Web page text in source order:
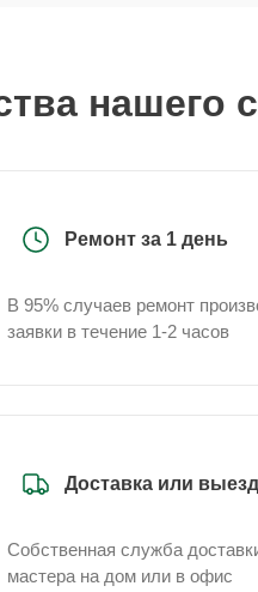
нашего
Ремонт за 1 день
В 95% случаев ремонт
заявки в течение 1-2 часов
Доставка или выезд
Собственная служба
мастера на дом или в офис